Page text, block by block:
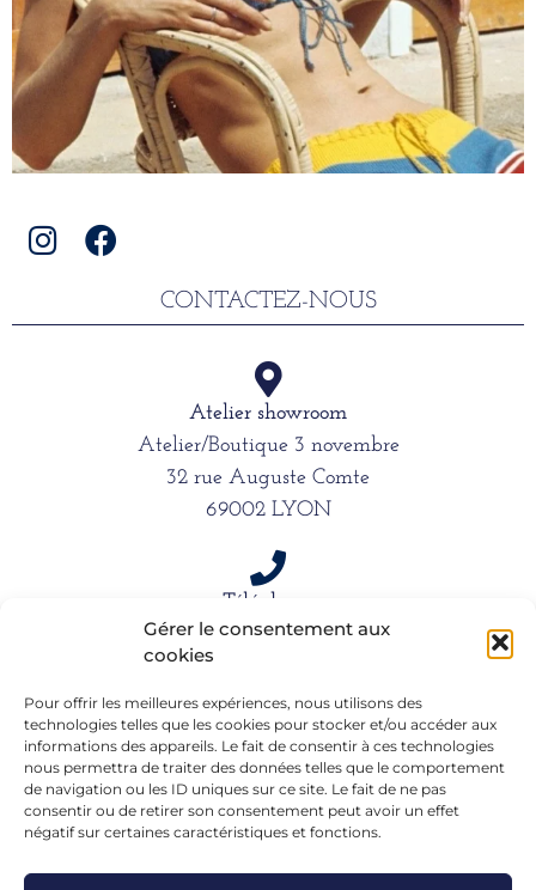
Gérer le consentement aux
cookies
Pour offrir les meilleures expériences, nous utilisons des
technologies telles que les cookies pour stocker et/ou accéder aux
informations des appareils. Le fait de consentir à ces technologies
nous permettra de traiter des données telles que le comportement
de navigation ou les ID uniques sur ce site. Le fait de ne pas
consentir ou de retirer son consentement peut avoir un effet
négatif sur certaines caractéristiques et fonctions.
CONTACTEZ-NOUS
Atelier showroom
Atelier/Boutique 3 novembre
32 rue Auguste Comte
69002 LYON
Téléphone
06 15 61 39 66
Mail
alexandra.dargentre@sfr.fr